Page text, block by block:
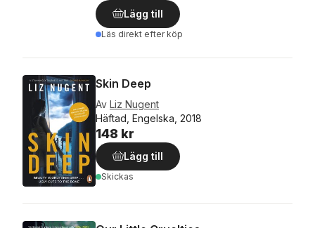
Lägg till
Läs direkt efter köp
Skin Deep
Av Liz Nugent
Häftad, Engelska, 2018
148 kr
Lägg till
Skickas